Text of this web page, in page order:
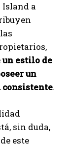
Island a
estilo de
un
consistente.
sin duda,
este